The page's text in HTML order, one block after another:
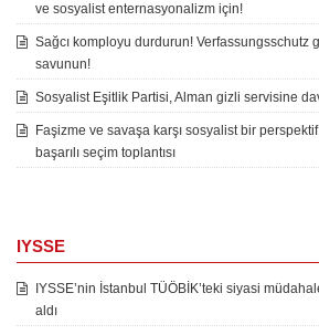
ve sosyalist enternasyonalizm için!
Sağcı komployu durdurun! Verfassungsschutz
savunun!
Sosyalist Eşitlik Partisi, Alman gizli servisine
Faşizme ve savaşa karşı sosyalist bir
başarılı seçim toplantısı
IYSSE
IYSSE’nin İstanbul TÜÖBİK’teki siyasi
aldı